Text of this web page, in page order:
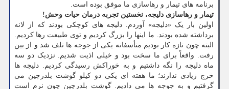
برنامه های تیمار و رهاسازی ما موفق بوده است.
تیمار و رهاسازی دلیجه، نخستین تجربه درمان حیات وحش!
اولین بار یک «دلیجه» آوردم. دلیجه های کوچکی بودند که از لانه
برداشته شده بودند. ما اینها را بزرگ کردیم و توی طبیعت رها کردیم.
البته چون تازه کار بودیم متأسفانه یکی از جوجه ها تلف شد و از بین
رفت. واقعاً برای ما سخت بود و خیلی اذیت شدیم. نزدیک دو سه
ماه دلیجه را نگه داشتیم و به خوراکش رسیدگی کردیم. دلیجه ها
خرج زیادی ندارند؛ ما هفته ای یکی دو کیلو گوشت بلدرچین می
گرفتیم و به جوجه ها می دادیم. گوشت بلدرچین چون نرم است